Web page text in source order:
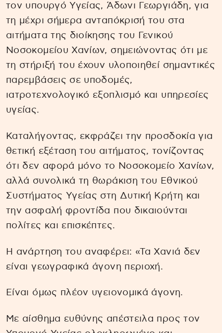
τον υπουργό Υγείας, Άδωνι Γεωργιάδη, για
τη μέχρι σήμερα ανταπόκρισή του στα
αιτήματα της διοίκησης του Γενικού
Νοσοκομείου Χανίων, σημειώνοντας ότι με
τη στήριξή του έχουν υλοποιηθεί σημαντικές
παρεμβάσεις σε υποδομές,
ιατροτεχνολογικό εξοπλισμό και υπηρεσίες
υγείας.
Καταλήγοντας, εκφράζει την προσδοκία για
θετική εξέταση του αιτήματος, τονίζοντας
ότι δεν αφορά μόνο το Νοσοκομείο Χανίων,
αλλά συνολικά τη θωράκιση του Εθνικού
Συστήματος Υγείας στη Δυτική Κρήτη και
την ασφαλή φροντίδα που δικαιούνται
πολίτες και επισκέπτες.
Η ανάρτηση του αναφέρει: «Τα Χανιά δεν
είναι γεωγραφικά άγονη περιοχή.
Είναι όμως πλέον υγειονομικά άγονη.
Με αίσθημα ευθύνης απέστειλα προς τον